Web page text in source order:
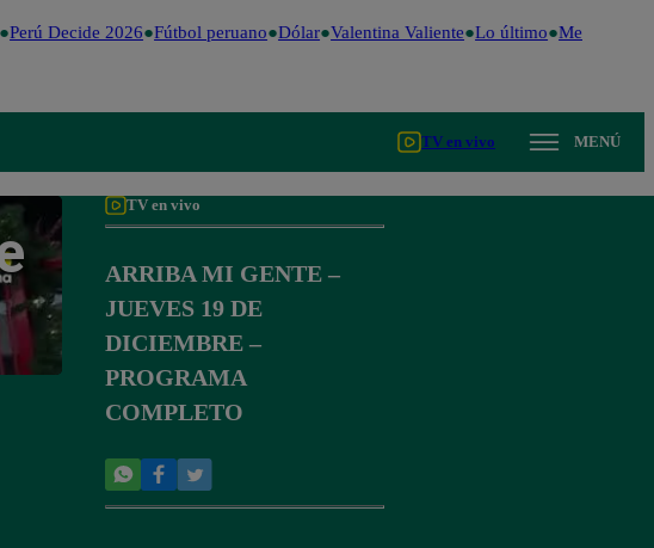
Perú Decide 2026 Fútbol peruano Dólar Valentina Valiente Lo último Me Caigo de
TV en vivo MENÚ
TV en vivo
ARRIBA MI GENTE –
JUEVES 19 DE
DICIEMBRE –
PROGRAMA
COMPLETO